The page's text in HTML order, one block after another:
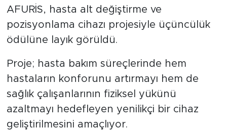
AFURİS, hasta alt değiştirme ve
pozisyonlama cihazı projesiyle üçüncülük
ödülüne layık görüldü.
Proje; hasta bakım süreçlerinde hem
hastaların konforunu artırmayı hem de
sağlık çalışanlarının fiziksel yükünü
azaltmayı hedefleyen yenilikçi bir cihaz
geliştirilmesini amaçlıyor.